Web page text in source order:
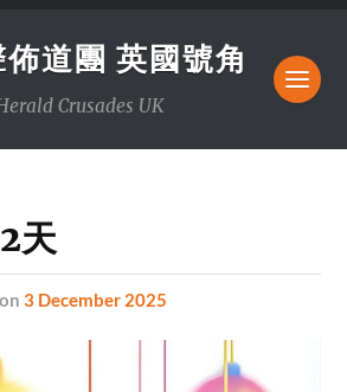
道團 英國號角
Crusades UK
天
on3 December 2025